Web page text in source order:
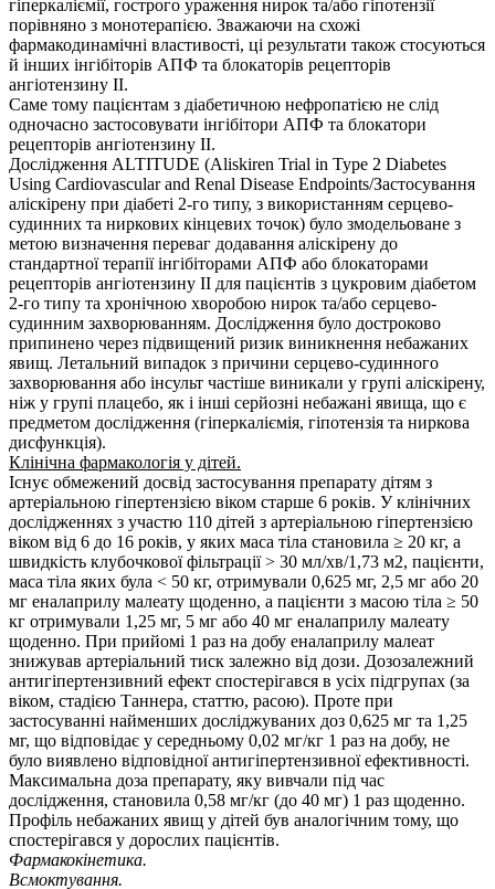
гіперкаліємії, гострого ураження нирок та/або гіпотензії
порівняно з монотерапією. Зважаючи на схожі
фармакодинамічні властивості, ці результати також стосуються
й інших інгібіторів АПФ та блокаторів рецепторів
ангіотензину II.
Саме тому пацієнтам з діабетичною нефропатією не слід
одночасно застосовувати інгібітори АПФ та блокатори
рецепторів ангіотензину II.
Дослідження ALTITUDE (Aliskiren Trial in Type 2 Diabetes
Using Cardiovascular and Renal Disease Endpoints/Застосування
аліскірену при діабеті 2-го типу, з використанням серцево-
судинних та ниркових кінцевих точок) було змодельоване з
метою визначення переваг додавання аліскірену до
стандартної терапії інгібіторами АПФ або блокаторами
рецепторів ангіотензину II для пацієнтів з цукровим діабетом
2-го типу та хронічною хворобою нирок та/або серцево-
судинним захворюванням. Дослідження було достроково
припинено через підвищений ризик виникнення небажаних
явищ. Летальний випадок з причини серцево-судинного
захворювання або інсульт частіше виникали у групі аліскірену,
ніж у групі плацебо, як і інші серйозні небажані явища, що є
предметом дослідження (гіперкаліємія, гіпотензія та ниркова
дисфункція).
Клінічна фармакологія у дітей.
Існує обмежений досвід застосування препарату дітям з
артеріальною гіпертензією віком старше 6 років. У клінічних
дослідженнях з участю 110 дітей з артеріальною гіпертензією
віком від 6 до 16 років, у яких маса тіла становила ≥ 20 кг, а
швидкість клубочкової фільтрації > 30 мл/хв/1,73 м2, пацієнти,
маса тіла яких була < 50 кг, отримували 0,625 мг, 2,5 мг або 20
мг еналаприлу малеату щоденно, а пацієнти з масою тіла ≥ 50
кг отримували 1,25 мг, 5 мг або 40 мг еналаприлу малеату
щоденно. При прийомі 1 раз на добу еналаприлу малеат
знижував артеріальний тиск залежно від дози. Дозозалежний
антигіпертензивний ефект спостерігався в усіх підгрупах (за
віком, стадією Таннера, статтю, расою). Проте при
застосуванні найменших досліджуваних доз 0,625 мг та 1,25
мг, що відповідає у середньому 0,02 мг/кг 1 раз на добу, не
було виявлено відповідної антигіпертензивної ефективності.
Максимальна доза препарату, яку вивчали під час
дослідження, становила 0,58 мг/кг (до 40 мг) 1 раз щоденно.
Профіль небажаних явищ у дітей був аналогічним тому, що
спостерігався у дорослих пацієнтів.
Фармакокінетика.
Всмоктування.